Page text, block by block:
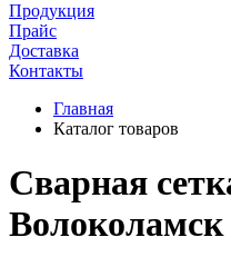
Продукция
Прайс
Доставка
Контакты
Главная
Каталог товаров
Cварная
Волоколамск